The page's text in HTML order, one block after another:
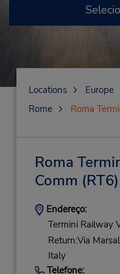
Locations Europe
Rome
Roma
Roma
Comm (RT6)
Endereço:
Termini Railway
Return:Via
Italy
Telefone: